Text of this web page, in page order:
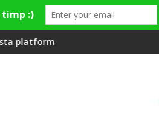
într-un nou centru cultural și